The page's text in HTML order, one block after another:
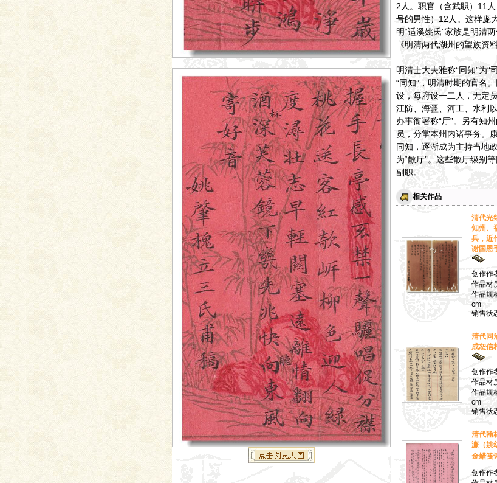
2人。职官（含武职）11
号的男性）12人。这样庞
明“适溪姚氏”家族是明清
《明清两代湖州的望族资
明清士大夫雅称“同知”为“司
“同知”，明清时期的官名
设，每府设一二人，无定
江防、海疆、河工、水利
办事衙署称“厅”。另有知
员，分掌本州内诸事务。
同知，逐渐成为主持当地
为“散厅”。这些散厅级别
副职。
相关作品
清代光
知州、
兵，近
谢国恩
创作作
作品材
作品规
cm
销售状
清代同
成恕信
创作作
作品材
作品规
cm
销售状
清代翰
濂（姚
金蜡笺
创作作